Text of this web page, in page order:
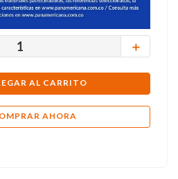
＋
AL CARRITO
AHORA